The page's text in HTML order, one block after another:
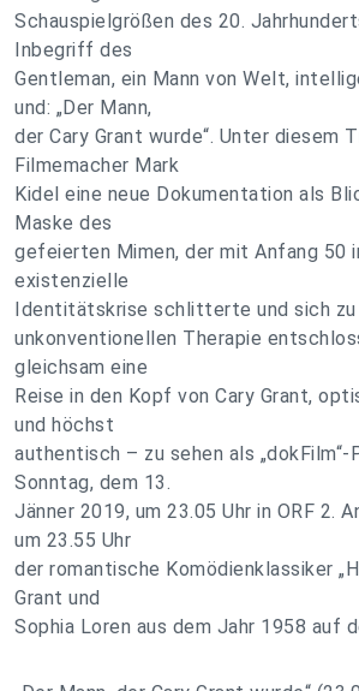
Schauspielgrößen des 20.
Inbegriff des
Gentleman, ein Mann von Welt,
und: „Der Mann,
der Cary Grant wurde“. Unter
Filmemacher Mark
Kidel eine neue Dokumentation als
Maske des
gefeierten Mimen, der mit Anfang 50
existenzielle
Identitätskrise schlitterte und sich zu
unkonventionellen Therapie
gleichsam eine
Reise in den Kopf von Cary Grant,
und höchst
authentisch – zu sehen als „dokFilm“-
Sonntag, dem 13.
Jänner 2019, um 23.05 Uhr in ORF 2.
um 23.55 Uhr
der romantische Komödienklassiker
Grant und
Sophia Loren aus dem Jahr 1958 auf